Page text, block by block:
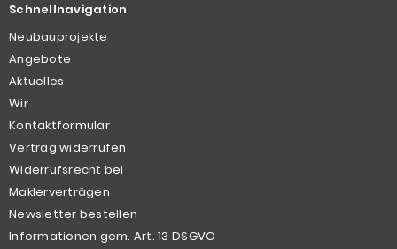
Schnellnavigation
Neubauprojekte
Angebote
Aktuelles
Wir
Kontaktformular
Vertrag widerrufen
Widerrufsrecht bei
Maklerverträgen
Newsletter bestellen
Informationen gem. Art. 13 DSGVO